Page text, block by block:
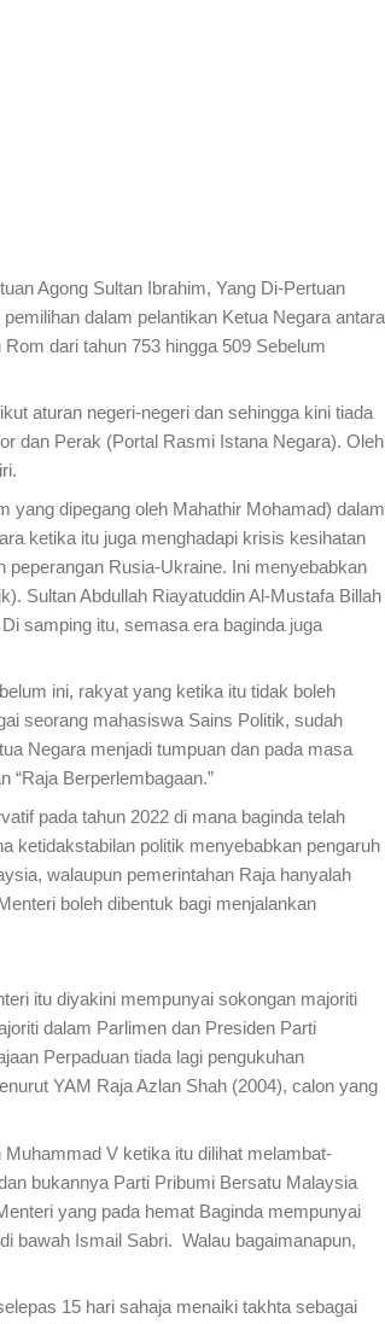
Agong Sultan Ibrahim, Yang Di-Pertuan
dalam pelantikan Ketua Negara antara
dari tahun 753 hingga 509 Sebelum
aturan negeri-negeri dan sehingga kini tiada
dan Perak (Portal Rasmi Istana Negara). Oleh
dipegang oleh Mahathir Mohamad) dalam
ketika itu juga menghadapi krisis kesihatan
Rusia-Ukraine. Ini menyebabkan
Sultan Abdullah Riayatuddin Al-Mustafa Billah
samping itu, semasa era baginda juga
ini, rakyat yang ketika itu tidak boleh
seorang mahasiswa Sains Politik, sudah
Negara menjadi tumpuan dan pada masa
“Raja Berperlembagaan.”
pada tahun 2022 di mana baginda telah
ketidakstabilan politik menyebabkan pengaruh
walaupun pemerintahan Raja hanyalah
boleh dibentuk bagi menjalankan
itu diyakini mempunyai sokongan majoriti
dalam Parlimen dan Presiden Parti
Perpaduan tiada lagi pengukuhan
YAM Raja Azlan Shah (2004), calon yang
V ketika itu dilihat melambat-
bukannya Parti Pribumi Bersatu Malaysia
yang pada hemat Baginda mempunyai
bawah Ismail Sabri. Walau bagaimanapun,
15 hari sahaja menaiki takhta sebagai